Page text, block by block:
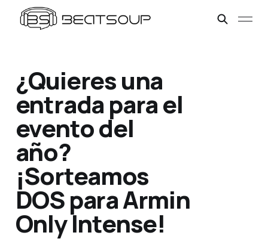
¿Quieres una
entrada para el
evento del
año?
¡Sorteamos
DOS para Armin
Only Intense!